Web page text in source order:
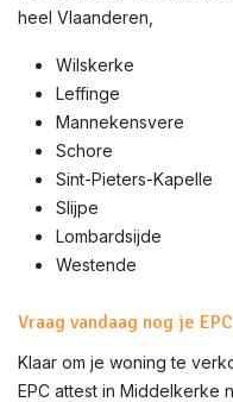
heel Vlaanderen,
Wilskerke
Leffinge
Mannekensvere
Schore
Sint-Pieters-Kapelle
Slijpe
Lombardsijde
Westende
Vraag vandaag nog je
Klaar om je woning te
EPC attest in Middelkerke